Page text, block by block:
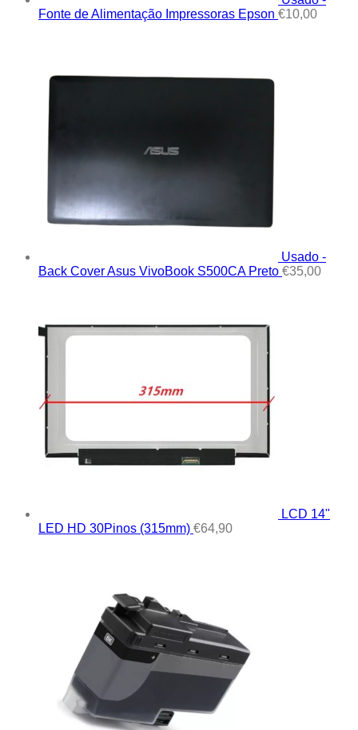
Fonte de Alimentação Impressoras Epson €10,00
Usado -
Back Cover Asus VivoBook S500CA Preto €35,00
LCD 14"
LED HD 30Pinos (315mm) €64,90